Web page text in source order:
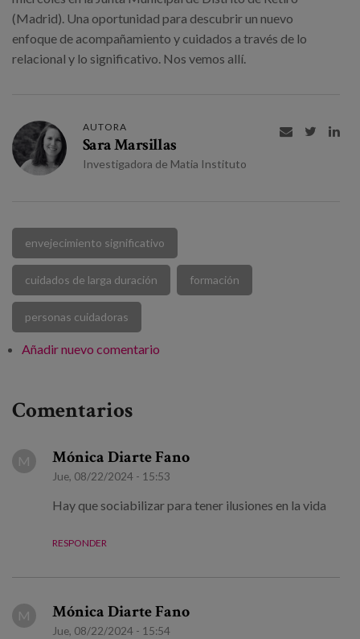
(Madrid). Una oportunidad para descubrir un nuevo
enfoque de acompañamiento y cuidados a través de lo
relacional y lo significativo. Nos vemos allí.
AUTORA
Sara Marsillas
Investigadora de Matia Instituto
  
envejecimiento significativo
cuidados de larga duración formación
personas cuidadoras
Añadir nuevo comentario
Comentarios
M Mónica Diarte Fano
Jue, 08/22/2024 - 15:53
Hay que sociabilizar para tener ilusiones en la vida
RESPONDER
M Mónica Diarte Fano
Jue, 08/22/2024 - 15:54